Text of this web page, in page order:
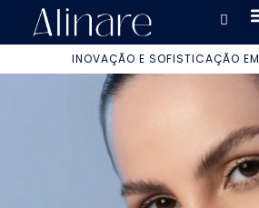
INOVAÇÃO E SOFISTICAÇÃO EM